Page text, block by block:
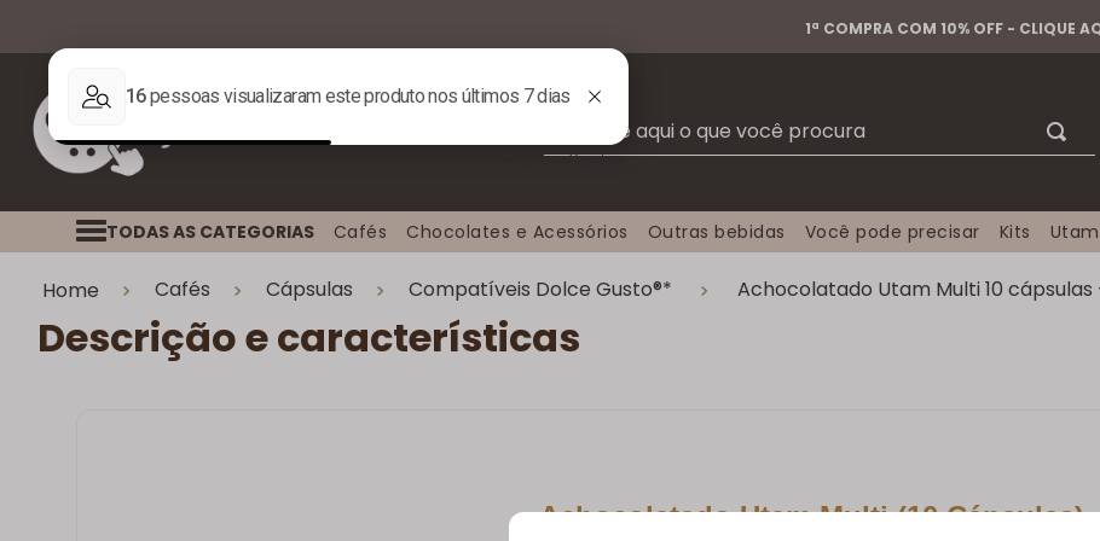
1ª COMPRA COM 10% OFF - CLIQUE
Busque aqui o que você procura
TODAS AS CATEGORIAS Cafés Chocolates e Acessórios Outras bebidas Você pode precisar Kits
Home Cafés Cápsulas Compatíveis Dolce Gusto®* Achocolatado Utam Multi 10
Descrição e características
Achocolatado Utam Multi (10 Cápsulas)